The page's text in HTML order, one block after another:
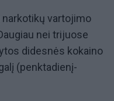
vartojimo
nei trijuose
didesnės kokaino
(penktadienį-